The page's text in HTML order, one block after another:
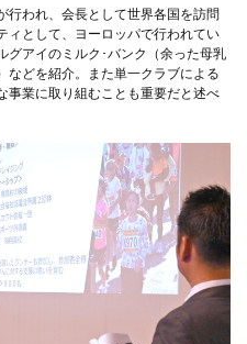
行われ、会長として世界各国を訪問
ィとして、ヨーロッパで行われてい
グアイのミルク･バンク（余った母乳
などを紹介。また単一クラブによる
事業に取り組むことも重要だと述べ